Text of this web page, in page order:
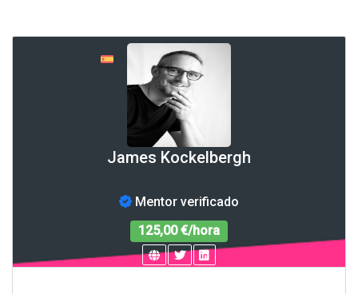
James Kockelbergh
Mentor verificado
125,00 €/hora